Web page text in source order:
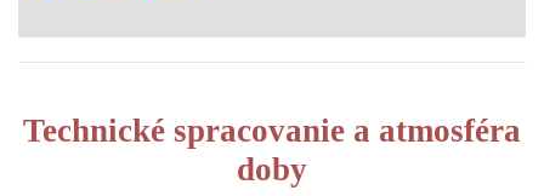
Technické spracovanie a atmosféra
doby